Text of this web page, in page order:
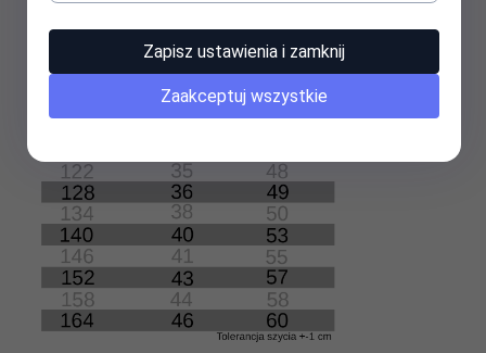
Zapisz ustawienia i zamknij
Zaakceptuj wszystkie